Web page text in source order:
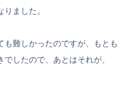
ました。
も難しかったのですが、もとも
したので、あとはそれが、